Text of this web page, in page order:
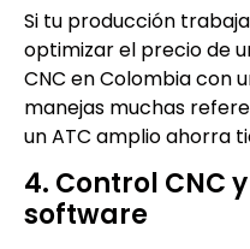
Si tu producción
optimizar el precio de
CNC en Colombia con
manejas muchas
un ATC amplio ahorra
4. Control CNC
software